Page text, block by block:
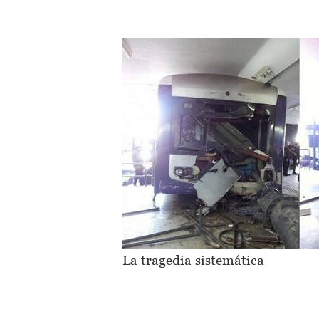
La tragedia sistemática